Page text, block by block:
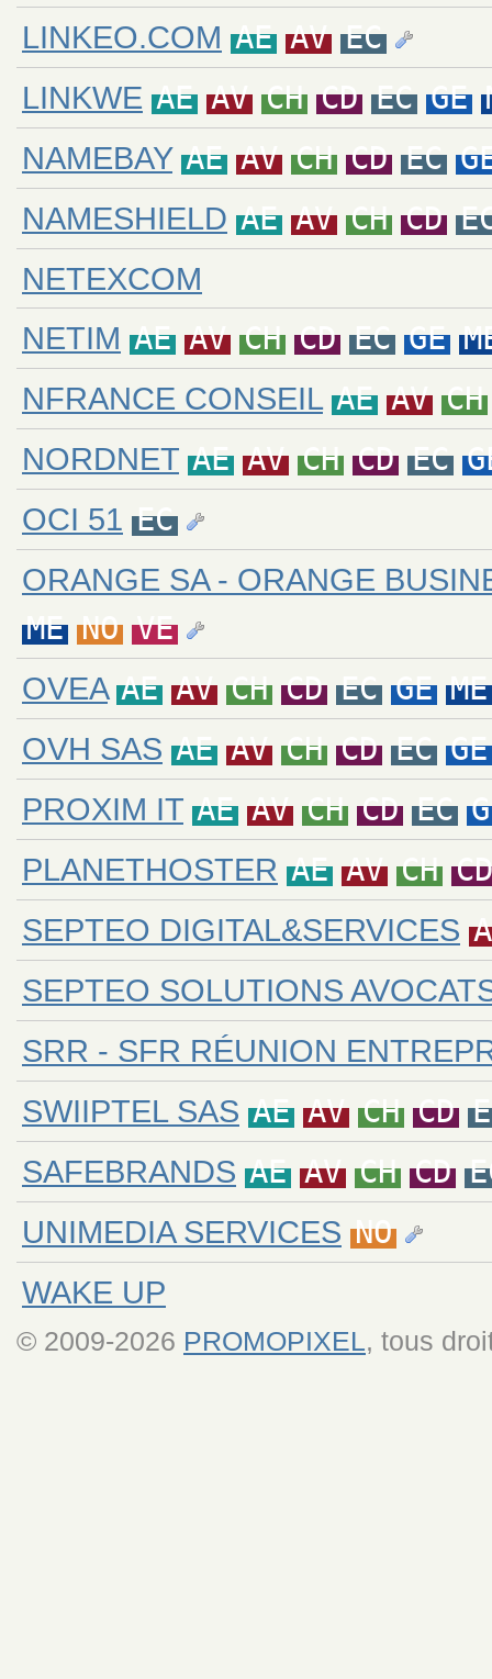
LINKEO.COM AE AV EC
LINKWE AE AV CH CD EC GE
NAMEBAY AE AV CH CD EC
NAMESHIELD AE AV CH CD
NETEXCOM
NETIM AE AV CH CD EC GE
NFRANCE CONSEIL AE AV CH
NORDNET AE AV CH CD EC
OCI 51 EC
ORANGE SA - ORANGE
ME NO VE
OVEA AE AV CH CD EC GE ME
OVH SAS AE AV CH CD EC GE
PROXIM IT AE AV CH CD EC
PLANETHOSTER AE AV CH CD
SEPTEO DIGITAL&SERVICES
SEPTEO SOLUTIONS
SRR - SFR RÉUNION
SWIIPTEL SAS AE AV CH CD
SAFEBRANDS AE AV CH CD
UNIMEDIA SERVICES NO
WAKE UP
© 2009-2026 PROMOPIXEL, tous